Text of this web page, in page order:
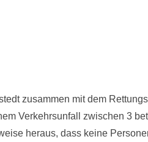
zusammen mit dem
Verkehrsunfall zwischen 3
heraus, dass keine